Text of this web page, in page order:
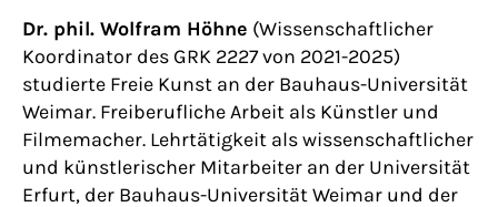
Dr. phil. Wolfram Höhne (Wissenschaftlicher
Koordinator des GRK 2227 von 2021-2025)
studierte Freie Kunst an der Bauhaus-Universität
Weimar. Freiberufliche Arbeit als Künstler und
Filmemacher. Lehrtätigkeit als wissenschaftlicher
und künstlerischer Mitarbeiter an der Universität
Erfurt, der Bauhaus-Universität Weimar und der